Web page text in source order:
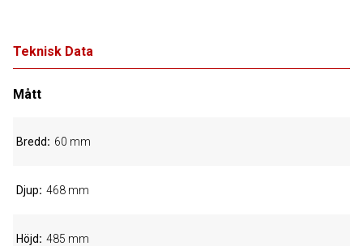
Teknisk Data
Mått
Bredd 60 mm
Djup 468 mm
Höjd 485 mm